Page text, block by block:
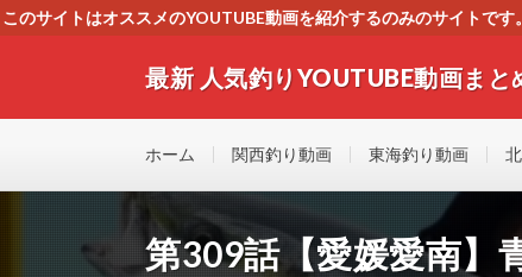
このサイトはオススメのYOUTUBE動画を紹介するのみのサイトで
最新 人気釣りYOUTUBE動画まと
す！！
ホーム 関西釣り動画 東海釣り動画
第309話【愛媛愛南】